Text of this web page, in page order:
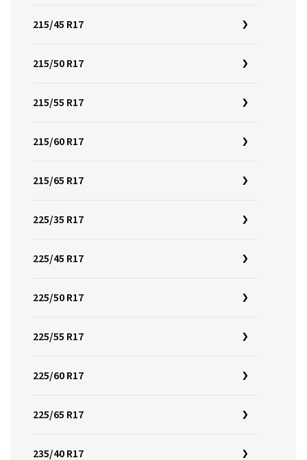
215/45 R17
215/50 R17
215/55 R17
215/60 R17
215/65 R17
225/35 R17
225/45 R17
225/50 R17
225/55 R17
225/60 R17
225/65 R17
235/40 R17